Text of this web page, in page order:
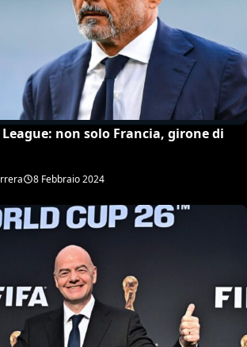
non solo Francia, girone di
8 Febbraio 2024